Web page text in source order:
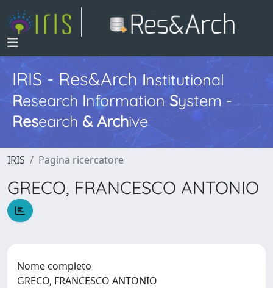
IRIS - Res&ArchInstitutional
Research InformationSystem -
Research & Archive
IRIS Pagina ricercatore
GRECO, FRANCESCO ANTONIO
Nome completo
GRECO, FRANCESCO ANTONIO